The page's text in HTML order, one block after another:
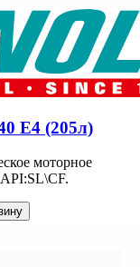
E4 (205л)
моторное
API:SL\CF.